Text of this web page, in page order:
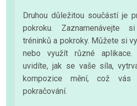
Druhou důležitou součástí je
pokroku. Zaznamenávejte
tréninků a pokroky. Můžete si
nebo využít různé aplikace.
uvidíte, jak se vaše síla,
kompozice mění, což
pokračování.